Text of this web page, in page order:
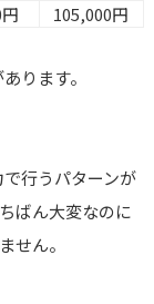
105,000円
ります。
行うパターンが
ばん大変なのに
せん。